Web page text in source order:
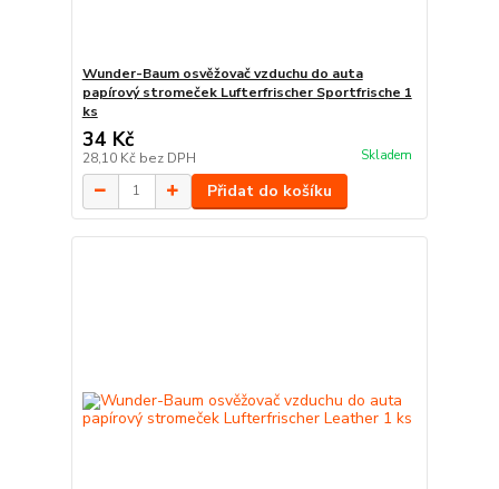
Wunder-Baum osvěžovač vzduchu do auta
papírový stromeček Lufterfrischer Sportfrische 1
ks
34 Kč
28,10 Kč bez DPH Skladem
Přidat do košíku